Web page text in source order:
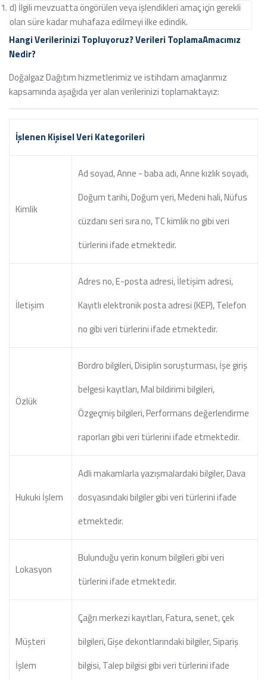
d) İlgili mevzuatta öngörülen veya işlendikleri amaç için gerekli
olan süre kadar muhafaza edilmeyi ilke edindik.
Hangi Verilerinizi Topluyoruz? Verileri ToplamaAmacımız
Nedir?
Doğalgaz Dağıtım hizmetlerimiz ve istihdam amaçlarımız
kapsamında aşağıda yer alan verilerinizi toplamaktayız:
İşlenen Kişisel Veri Kategorileri
Kimlik
Ad soyad, Anne - baba adı, Anne kızlık soyadı,
Doğum tarihi, Doğum yeri, Medeni hali, Nüfus
cüzdanı seri sıra no, TC kimlik no gibi veri
türlerini ifade etmektedir.
İletişim
Adres no, E-posta adresi, İletişim adresi,
Kayıtlı elektronik posta adresi (KEP), Telefon
no gibi veri türlerini ifade etmektedir.
Özlük
Bordro bilgileri, Disiplin soruşturması, İşe giriş
belgesi kayıtları, Mal bildirimi bilgileri,
Özgeçmiş bilgileri, Performans değerlendirme
raporları gibi veri türlerini ifade etmektedir.
Hukuki İşlem
Adli makamlarla yazışmalardaki bilgiler, Dava
dosyasındaki bilgiler gibi veri türlerini ifade
etmektedir.
Lokasyon
Bulunduğu yerin konum bilgileri gibi veri
türlerini ifade etmektedir.
Müşteri
İşlem
Çağrı merkezi kayıtları, Fatura, senet, çek
bilgileri, Gişe dekontlarındaki bilgiler, Sipariş
bilgisi, Talep bilgisi gibi veri türlerini ifade